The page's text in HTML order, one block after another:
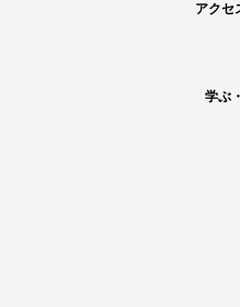
アクセ
学ぶ